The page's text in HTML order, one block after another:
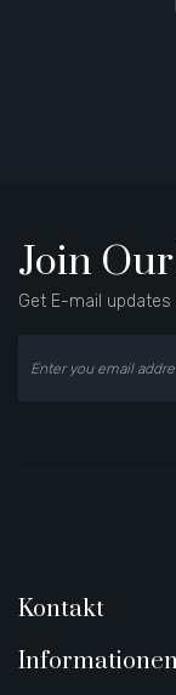
Join
Get E-mail
Kontakt
Informationen